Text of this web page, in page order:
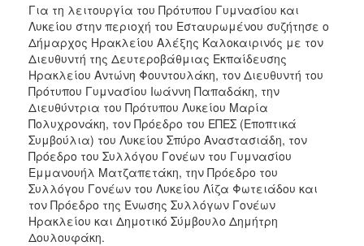
Για τη λειτουργία του Πρότυπου Γυμνασίου και
Λυκείου στην περιοχή του Εσταυρωμένου συζήτησε ο
Δήμαρχος Ηρακλείου Αλέξης Καλοκαιρινός με τον
Διευθυντή της Δευτεροβάθμιας Εκπαίδευσης
Ηρακλείου Αντώνη Φουντουλάκη, τον Διευθυντή του
Πρότυπου Γυμνασίου Ιωάννη Παπαδάκη, την
Διευθύντρια του Πρότυπου Λυκείου Μαρία
Πολυχρονάκη, τον Πρόεδρο του ΕΠΕΣ (Εποπτικά
Συμβούλια) του Λυκείου Σπύρο Αναστασιάδη, τον
Πρόεδρο του Συλλόγου Γονέων του Γυμνασίου
Εμμανουήλ Ματζαπετάκη, την Πρόεδρο του
Συλλόγου Γονέων του Λυκείου Λίζα Φωτειάδου και
τον Πρόεδρο της Ένωσης Συλλόγων Γονέων
Ηρακλείου και Δημοτικό Σύμβουλο Δημήτρη
Δουλουφάκη.